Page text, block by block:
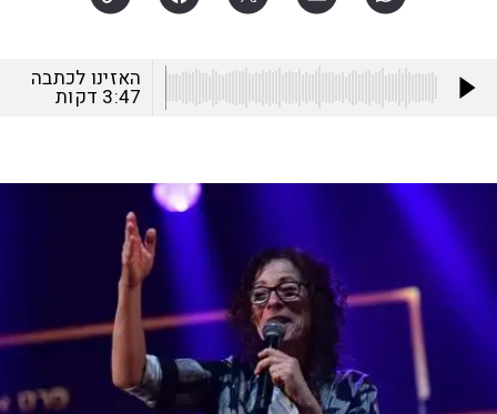
האזינו לכתבה
3:47 דקות